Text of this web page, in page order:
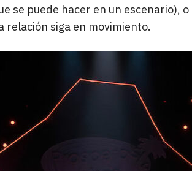
se puede hacer en un escenario),
relación siga en movimiento.